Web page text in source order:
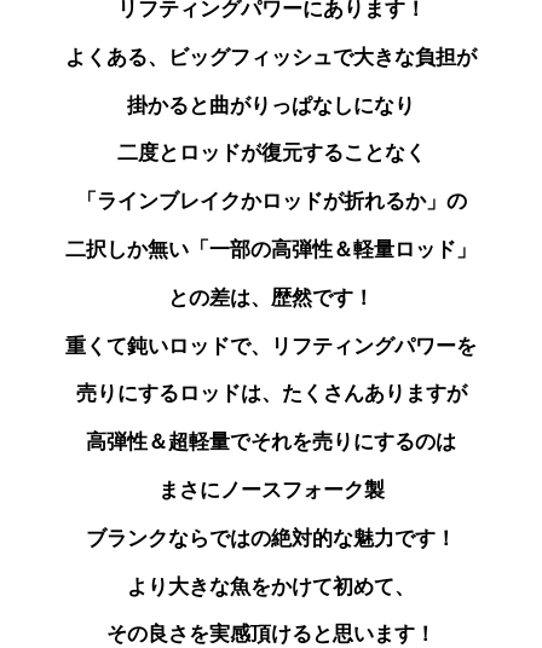
リフティングパワーにあります！
よくある、ビッグフィッシュで大きな負担が
掛かると曲がりっぱなしになり
二度とロッドが復元することなく
「ラインブレイクかロッドが折れるか」の
二択しか無い「一部の高弾性＆軽量ロッド」
との差は、歴然です！
重くて鈍いロッドで、リフティングパワーを
売りにするロッドは、たくさんありますが
高弾性＆超軽量でそれを売りにするのは
まさにノースフォーク製
ブランクならではの絶対的な魅力です！
より大きな魚をかけて初めて、
その良さを実感頂けると思います！